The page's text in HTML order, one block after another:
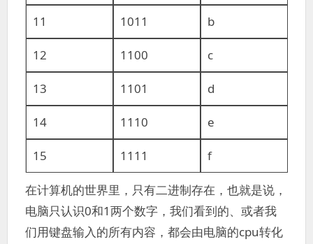
11 1011 b
12 1100 c
13 1101 d
14 1110 e
15 1111 f
在计算机的世界里，只有二进制存在，也就是说，
电脑只认识0和1两个数字，我们看到的、或者我
们用键盘输入的所有内容，都会由电脑的cpu转化